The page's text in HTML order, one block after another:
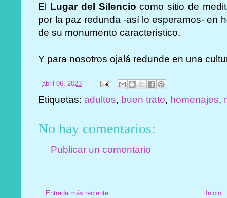
El Lugar del Silencio como sitio de
por la paz redunda -así lo esperamos- en
de su monumento característico.
Y para nosotros ojalá redunde en una
-abril 06, 2023
Etiquetas:adultos, buen trato, homenajes,
No hay comentarios:
Publicar un comentario
Entrada más reciente Inicio